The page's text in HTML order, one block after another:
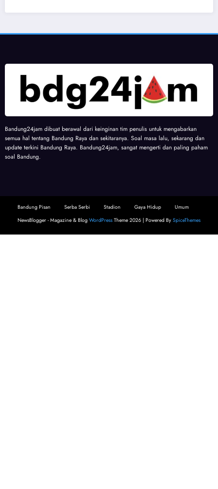
Bandung24jam dibuat berawal dari keinginan tim penulis untuk mengabarkan
semua hal tentang Bandung Raya dan sekitaranya. Soal masa lalu, sekarang dan
update terkini Bandung Raya. Bandung24jam, sangat mengerti dan paling paham
soal Bandung.
Bandung Pisan Serba Serbi Stadion Gaya Hidup
Umum
NewsBlogger - Magazine & Blog WordPress Theme 2026 | Powered By SpiceThemes